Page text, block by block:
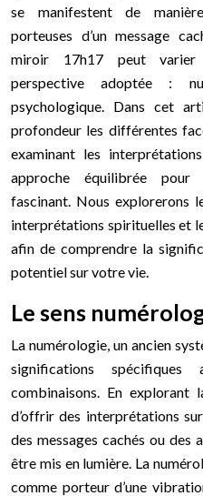
se manifestent de
porteuses d’un message
miroir 17h17 peut varier
perspective adoptée :
psychologique. Dans cet
profondeur les différentes
examinant les
approche équilibrée pour
fascinant. Nous explorerons
interprétations spirituelles et
afin de comprendre la
potentiel sur votre vie.
Le sens
La numérologie, un ancien
significations
combinaisons. En explorant
d’offrir des interprétations
des messages cachés ou
être mis en lumière. La
comme porteur d’une